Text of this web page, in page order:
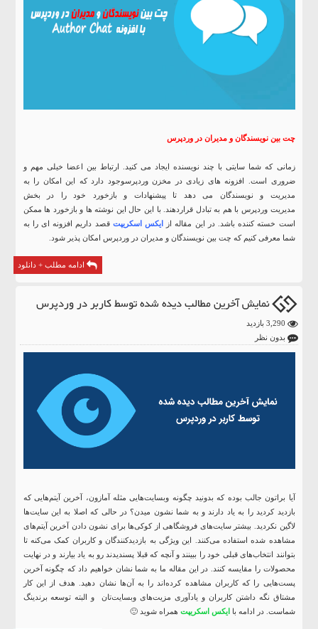
چت بین نویسندگان و مدیران در وردپرس
زمانی که شما سایتی با چند نویسنده ایجاد می کنید. ارتباط بین اعضا خیلی مهم و
ضروری است. افزونه های زیادی در مخزن وردپرسوجود دارد که این امکان را به
مدیریت و نویسندگان می دهد تا پیشنهادات و بازخورد خود را در بخش
مدیریت وردپرس با هم به تبادل قراردهند. با این حال این نوشته ها و بازخورد ها ممکن
است خسته کننده باشد. در این مقاله از ایکس اسکریپت قصد داریم افزونه ای را به
شما معرفی کنیم که چت بین نویسندگان و مدیران در وردپرس امکان پذیر شود.
ادامه مطلب + دانلود
نمایش آخرین مطالب دیده شده توسط کاربر در وردپرس
بدون نظر
آیا براتون جالب بوده که بدونید چگونه وبسایت‌هایی مثله آمازون، آخرین آیتم‌هایی که
بازدید کردید را به یاد دارند و به شما نشون میدن؟ در حالی که اصلا به این سایت‌ها
لاگین نکردید. بیشتر سایت‌های فروشگاهی از کوکی‌ها برای نشون دادن آخرین آیتم‌‌های
مشاهده شده استفاده می‌کنند. این ویژگی به بازدیدکنندگان و کاربران کمک می‌کنه تا
بتوانند انتخاب‌های قبلی خود را ببینند و آنچه که قبلا پسندیدند رو به یاد بیارند و در نهایت
محصولات را مقایسه کنند. در این مقاله ما به شما نشان خواهیم داد که چگونه آخرین
پست‌هایی را که کاربران مشاهده کرده‌اند را به آن‌ها نشان دهید. هدف از این کار
مشتاق نگه داشتن کاربران و یادآوری مزیت‌های وبسایت‌تان و البته توسعه برندینگ
شماست. در ادامه با
ایکس اسکریپت همراه شوید 🙂